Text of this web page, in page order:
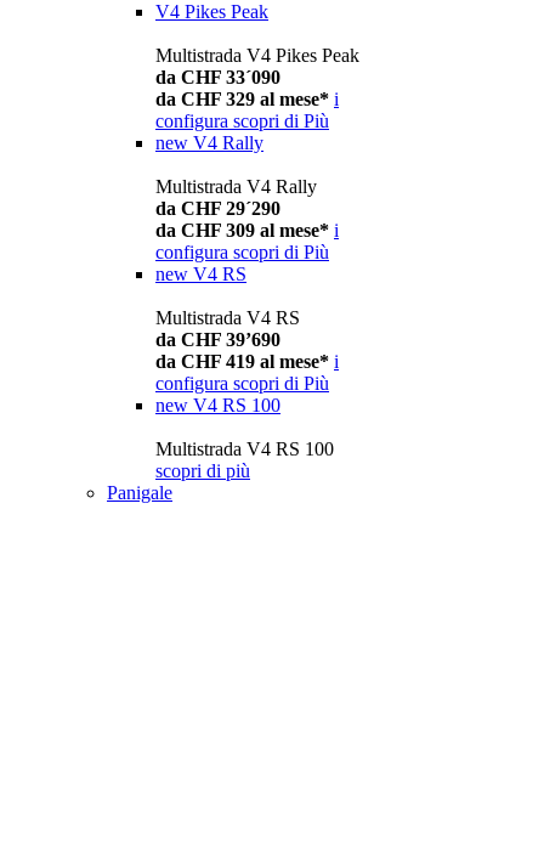
V4 Pikes Peak
Multistrada V4 Pikes Peak
da CHF 33´090
da CHF 329 al mese* i
configura scopri di Più
new V4 Rally
Multistrada V4 Rally
da CHF 29´290
da CHF 309 al mese* i
configura scopri di Più
new V4 RS
Multistrada V4 RS
da CHF 39’690
da CHF 419 al mese* i
configura scopri di Più
new V4 RS 100
Multistrada V4 RS 100
scopri di più
Panigale